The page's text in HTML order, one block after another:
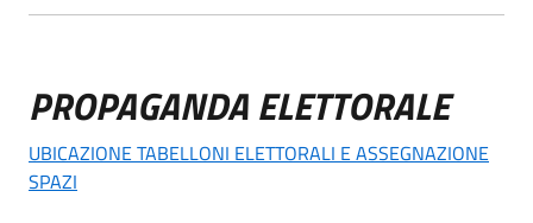
PROPAGANDA ELETTORALE
UBICAZIONE TABELLONI ELETTORALI E ASSEGNAZIONE
SPAZI